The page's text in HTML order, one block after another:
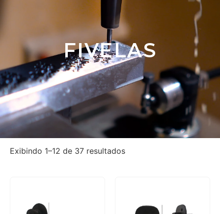
FIVELAS
Exibindo 1–12 de 37 resultados